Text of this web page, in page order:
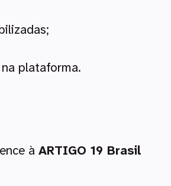
plataforma.
à ARTIGO 19 Brasil